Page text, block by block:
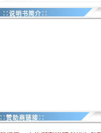
∷说明书简介∷
∷赞助商链接∷